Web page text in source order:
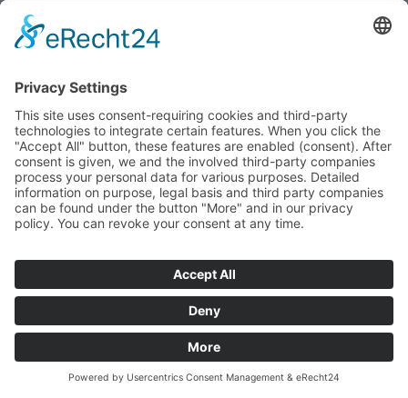
WaterPORTs größter Wassertank liefert ca. 30 Liter Wasser
494,00 €
inkl. MwSt zzgl.
Versand
Versandfertig 1-5 Tage